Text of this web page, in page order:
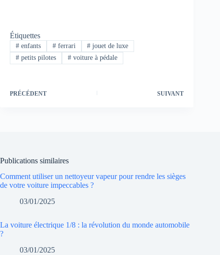
Étiquettes
#enfants #ferrari # jouet de luxe
#petits pilotes #voiture à pédale
PRÉCÉDENT SUIVANT
Publications similaires
Comment utiliser un nettoyeur vapeur pour rendre les sièges
de votre voiture impeccables ?
03/01/2025
La voiture électrique 1/8 : la révolution du monde automobile
?
03/01/2025